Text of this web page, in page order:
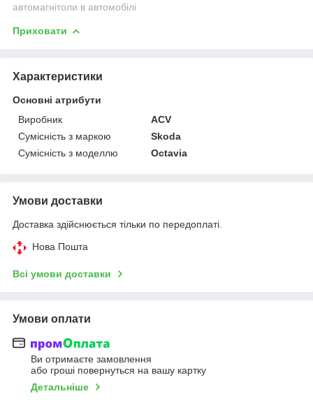
автомагнітоли в автомобілі
Приховати
Характеристики
Основні атрибути
Виробник
ACV
Сумісність з маркою
Skoda
Сумісність з моделлю
Octavia
Умови доставки
Доставка здійснюється тільки по передоплаті.
Нова Пошта
Всі умови доставки
Умови оплати
Ви отримаєте замовлення
або гроші повернуться на вашу картку
Детальніше